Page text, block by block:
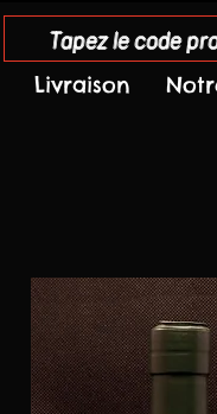
Tapez le code
Livraison